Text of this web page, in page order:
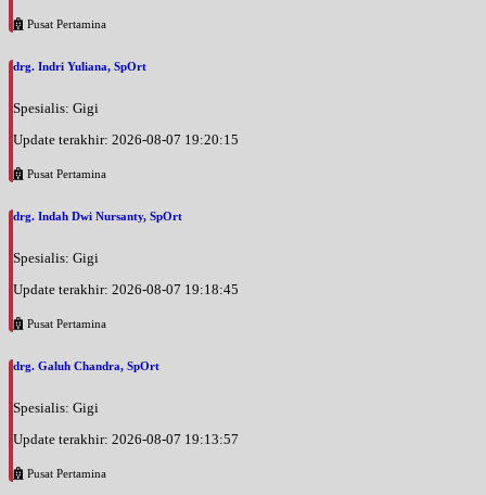
Pusat Pertamina
drg. Indri Yuliana, SpOrt
Spesialis: Gigi
Update terakhir: 2026-08-07 19:20:15
Pusat Pertamina
drg. Indah Dwi Nursanty, SpOrt
Spesialis: Gigi
Update terakhir: 2026-08-07 19:18:45
Pusat Pertamina
drg. Galuh Chandra, SpOrt
Spesialis: Gigi
Update terakhir: 2026-08-07 19:13:57
Pusat Pertamina